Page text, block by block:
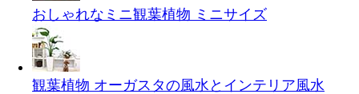
おしゃれなミニ観葉植物 ミニサイズ
観葉植物 オーガスタの風水とインテリア風水